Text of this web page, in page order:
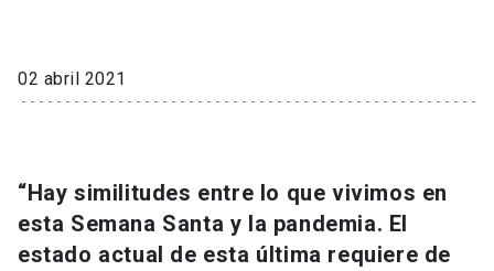
Internacionalización
Vinculación
Universidad
02 abril 2021
“Hay similitudes entre lo que vivimos en
esta Semana Santa y la pandemia. El
estado actual de esta última requiere de